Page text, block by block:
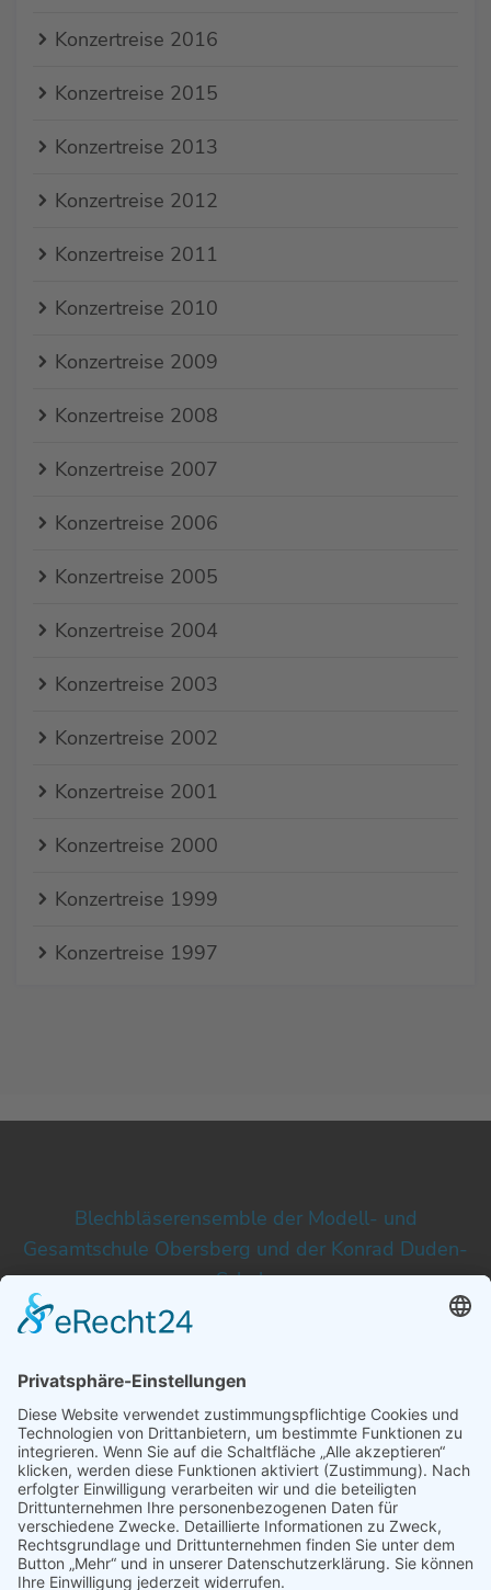
Konzertreise 2016
Konzertreise 2015
Konzertreise 2013
Konzertreise 2012
Konzertreise 2011
Konzertreise 2010
Konzertreise 2009
Konzertreise 2008
Konzertreise 2007
Konzertreise 2006
Konzertreise 2005
Konzertreise 2004
Konzertreise 2003
Konzertreise 2002
Konzertreise 2001
Konzertreise 2000
Konzertreise 1999
Konzertreise 1997
Blechbläserensemble der Modell- und
Gesamtschule Obersberg und der Konrad Duden-
Schule
Musikalischer und organisatorischer Leiter
Ulrich Meiß
Am Obersberg 25
36251 Bad Hersfeld
Tel.: 06621 95940
Fax: 06621 9594115